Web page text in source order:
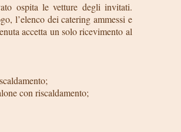
ospita le vetture degli invitati.
l’elenco dei catering ammessi e
accetta un solo ricevimento al
con riscaldamento;